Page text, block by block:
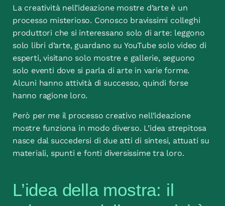
La creatività nell’ideazione mostre d’arte è un
processo misterioso. Conosco bravissimi colleghi
produttori che si interessano solo di arte: leggono
solo libri d’arte, guardano su YouTube solo video di
esperti, visitano solo mostre e gallerie, seguono
solo eventi dove si parla di arte in varie forme.
Alcuni hanno attività di successo, quindi forse
hanno ragione loro.
Però per me il processo creativo nell’ideazione
mostre funziona in modo diverso. L’idea strepitosa
nasce dal succedersi di due atti di sintesi, attuati su
materiali, spunti e fonti diversissime tra loro.
L’idea della mostra: il